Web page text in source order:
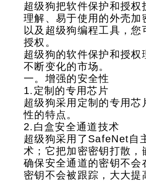
超级狗把软件保护和授
理解、易于使用的外壳
以及超级狗编程工具，
授权。
超级狗的软件保护和授
不断变化的市场。
一。增强的安全性
1.定制的专用芯片
超级狗采用定制的专用
性的特点。
2.白盒安全通道技术
超级狗采用了SafeNet自
术；它把加密密钥打散，
确保安全通道的密钥不
密钥不会被跟踪，大大提